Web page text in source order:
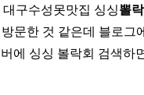
대구수성못맛집 싱싱뽈락
방문한 것 같은데 블로그
버에 싱싱 볼락회 검색하